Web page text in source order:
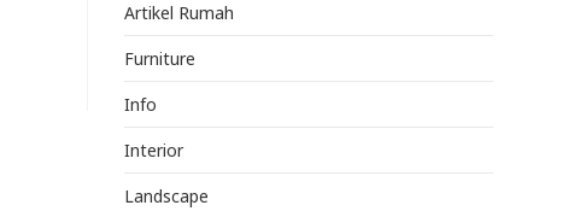
Artikel Rumah
Furniture
Info
Interior
Landscape